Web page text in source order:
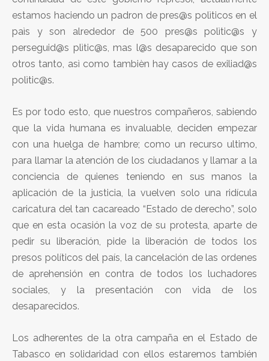
estamos haciendo un padron de pres@s polìticos en el
paìs y son alrededor de 500 pres@s polìtic@s y
perseguid@s plìtic@s, mas l@s desaparecido que son
otros tanto, asì como tambièn hay casos de exiliad@s
polìtic@s.
Es por todo esto, que nuestros compañeros, sabiendo
que la vida humana es invaluable, deciden empezar
con una huelga de hambre; como un recurso ultimo,
para llamar la atención de los ciudadanos y llamar a la
conciencia de quienes teniendo en sus manos la
aplicación de la justicia, la vuelven solo una ridícula
caricatura del tan cacareado “Estado de derecho”, solo
que en esta ocasión la voz de su protesta, aparte de
pedir su liberación, pide la liberación de todos los
presos políticos del país, la cancelación de las ordenes
de aprehensión en contra de todos los luchadores
sociales, y la presentación con vida de los
desaparecidos.
Los adherentes de la otra campaña en el Estado de
Tabasco en solidaridad con ellos estaremos también